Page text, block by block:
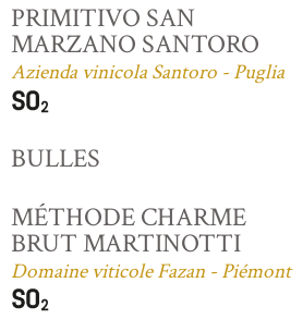
PRIMITIVO SAN
MARZANO SANTORO
Azienda vinicola Santoro - Puglia
BULLES
MÉTHODE CHARME
BRUT MARTINOTTI
Domaine viticole Fazan - Piémont